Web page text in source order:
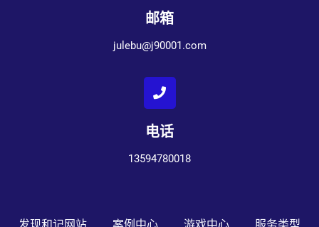
邮箱
julebu@j90001.com
电话
13594780018